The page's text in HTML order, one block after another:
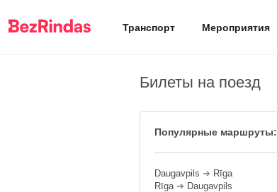
Транспорт Мероприятия
Билеты на поезд
Популярные маршруты:
Daugavpils ➔ Rīga
Rīga➔ Daugavpils